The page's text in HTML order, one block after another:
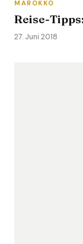
MAROKKO
Reise-
27. Juni 2018